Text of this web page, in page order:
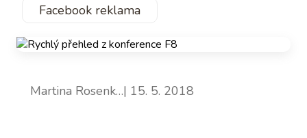
Facebook reklama
Martina Rosenk…| 15. 5. 2018